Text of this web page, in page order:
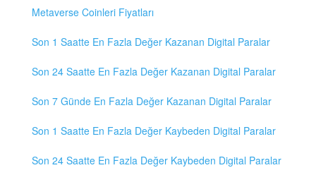
Metaverse Coinleri Fiyatları
Son 1 Saatte En Fazla Değer Kazanan Digital Paralar
Son 24 Saatte En Fazla Değer Kazanan Digital Paralar
Son 7 Günde En Fazla Değer Kazanan Digital Paralar
Son 1 Saatte En Fazla Değer Kaybeden Digital Paralar
Son 24 Saatte En Fazla Değer Kaybeden Digital Paralar